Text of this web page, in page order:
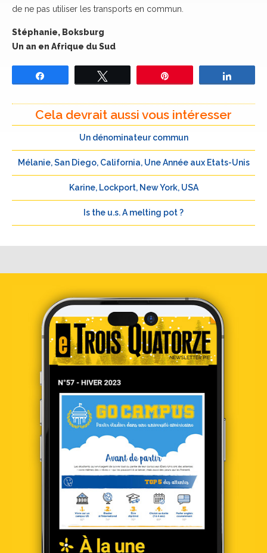
de ne pas utiliser les transports en commun.
Stéphanie, Boksburg
Un an en Afrique du Sud
Cela devrait aussi vous intéresser
Un dénominateur commun
Mélanie, San Diego, California, Une Année aux Etats-Unis
Karine, Lockport, New York, USA
Is the u.s. A melting pot ?